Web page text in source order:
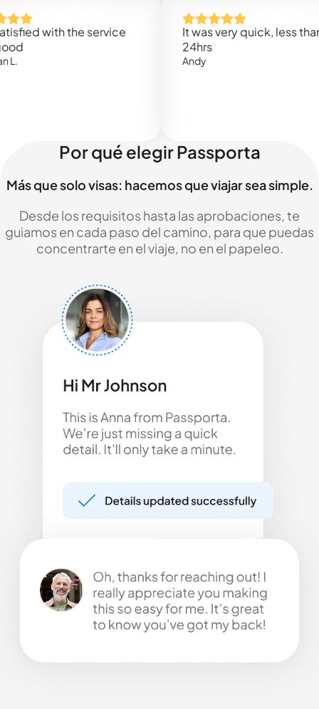
with the service
It was very quick, less than
Por qué elegir Passporta
Más que solo visas: hacemos que viajar sea simple.
Desde los requisitos hasta las aprobaciones, te
guiamos en cada paso del camino, para que puedas
concentrarte en el viaje, no en el papeleo.